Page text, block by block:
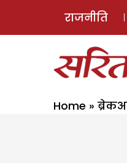
राजनीति
Home »